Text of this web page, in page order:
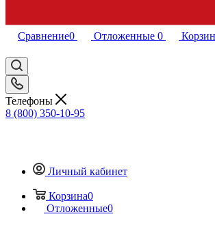
Сравнение0 Отложенные 0
Телефоны
8 (800) 350-10-95
Личный кабинет
Корзина0
Отложенные0